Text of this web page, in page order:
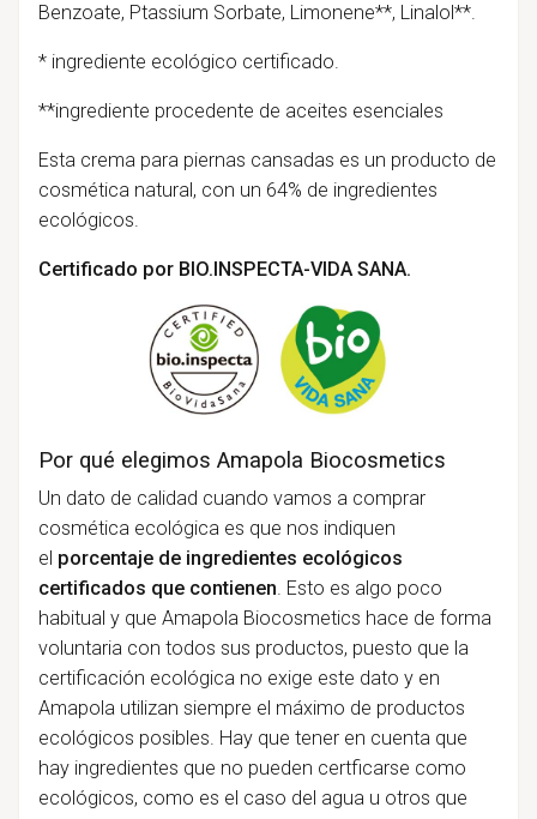
Benzoate, Ptassium Sorbate, Limonene**, Linalol**.
* ingrediente ecológico certificado.
**ingrediente procedente de aceites esenciales
Esta crema para piernas cansadas es un producto de
cosmética natural, con un 64% de ingredientes
ecológicos.
Certificado por BIO.INSPECTA-VIDA SANA.
Por qué elegimos Amapola Biocosmetics
Un dato de calidad cuando vamos a comprar
cosmética ecológica es que nos indiquen
el porcentaje de ingredientes ecológicos
certificados que contienen. Esto es algo poco
habitual y que Amapola Biocosmetics hace de forma
voluntaria con todos sus productos, puesto que la
certificación ecológica no exige este dato y en
Amapola utilizan siempre el máximo de productos
ecológicos posibles. Hay que tener en cuenta que
hay ingredientes que no pueden certficarse como
ecológicos, como es el caso del agua u otros que